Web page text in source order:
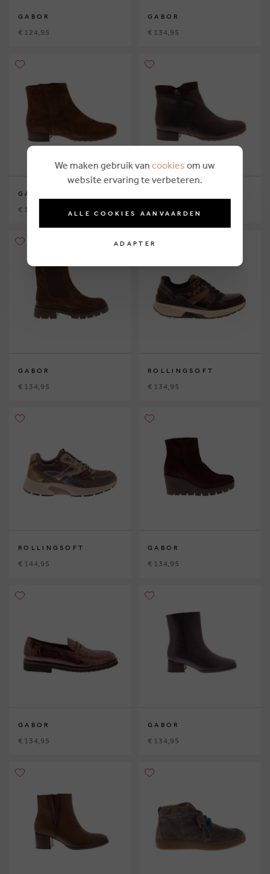
GABOR
€ 124,95
GABOR
€ 134,95
GABOR
€ 124,95 € 124,95
GABOR
€ 134,95
ROLLINGSOFT
€ 134,95
ROLLINGSOFT
€ 144,95
GABOR
€ 134,95
GABOR
€ 134,95
GABOR
€ 134,95
We maken gebruik van cookies om uw
website ervaring te verbeteren.
ALLE COOKIES AANVAARDEN
ADAPTER